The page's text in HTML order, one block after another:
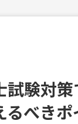
試験対
るべきポ